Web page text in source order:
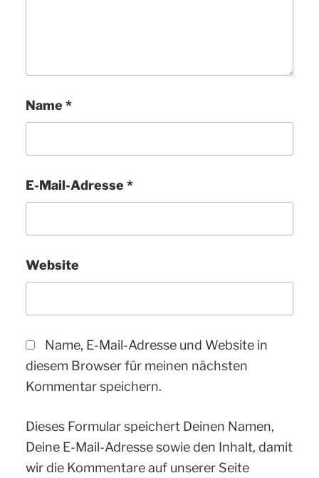
Name *
E-Mail-Adresse *
Website
Name, E-Mail-Adresse und Website in
diesem Browser für meinen nächsten
Kommentar speichern.
Dieses Formular speichert Deinen Namen,
Deine E-Mail-Adresse sowie den Inhalt, damit
wir die Kommentare auf unserer Seite